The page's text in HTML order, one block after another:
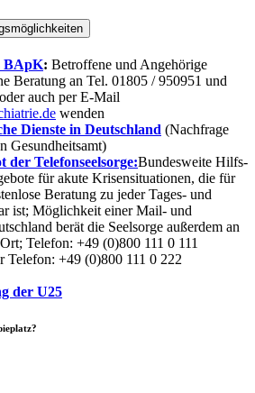
BApK: Betroffene und Angehörige
Beratung an Tel. 01805 / 950951 und
auch per E-Mail
wenden
Dienste in Deutschland (Nachfrage
Gesundheitsamt)
der Telefonseelsorge:Bundesweite Hilfs-
für akute Krisensituationen, die für
Beratung zu jeder Tages- und
ist; Möglichkeit einer Mail- und
berät die Seelsorge außerdem an
Telefon: +49 (0)800 111 0 111
Telefon: +49 (0)800 111 0 222
der U25